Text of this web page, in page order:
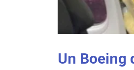
Un Boeing